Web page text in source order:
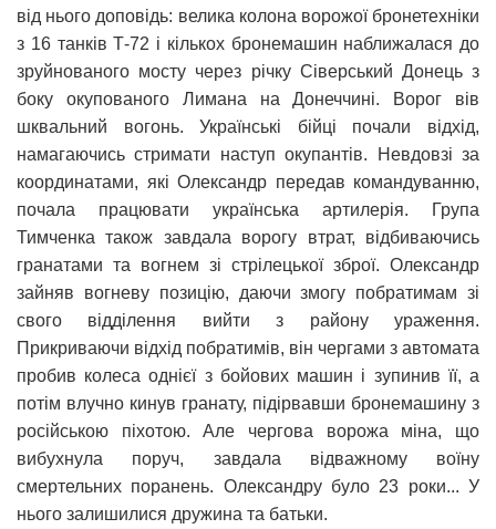
від нього доповідь: велика колона ворожої бронетехніки
з 16 танків Т-72 і кількох бронемашин наближалася до
зруйнованого мосту через річку Сіверський Донець з
боку окупованого Лимана на Донеччині. Ворог вів
шквальний вогонь. Українські бійці почали відхід,
намагаючись стримати наступ окупантів. Невдовзі за
координатами, які Олександр передав командуванню,
почала працювати українська артилерія. Група
Тимченка також завдала ворогу втрат, відбиваючись
гранатами та вогнем зі стрілецької зброї. Олександр
зайняв вогневу позицію, даючи змогу побратимам зі
свого відділення вийти з району ураження.
Прикриваючи відхід побратимів, він чергами з автомата
пробив колеса однієї з бойових машин і зупинив її, а
потім влучно кинув гранату, підірвавши бронемашину з
російською піхотою. Але чергова ворожа міна, що
вибухнула поруч, завдала відважному воїну
смертельних поранень. Олександру було 23 роки... У
нього залишилися дружина та батьки.